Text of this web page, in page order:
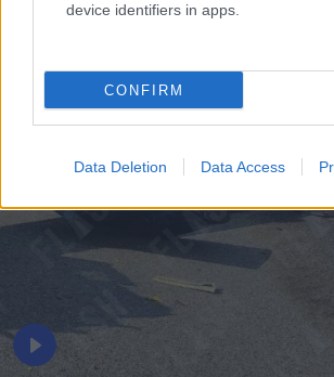
device identifiers in apps.
CONFIRM
Data Deletion Data Access